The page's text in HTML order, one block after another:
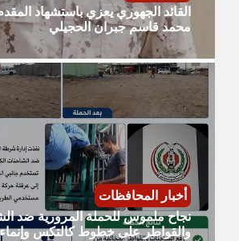
القائد الجهوري يعزي باستشهاد
محمد قاسم جبران الحجيلي
أخبار المحافظات
نجاح ملموس للحملة المرورية ضد
والقواطر على خطوط كالتكس